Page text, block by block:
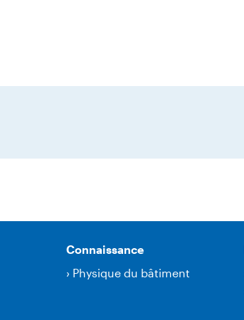
Connaissance
› Physique du bâtiment